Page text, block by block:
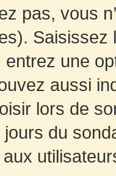
pas, vous
une
aussi
lors de
du